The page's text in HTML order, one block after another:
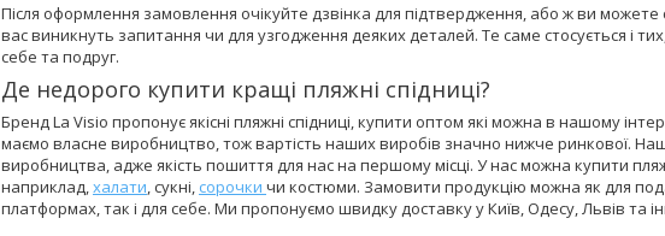
Після оформлення замовлення очікуйте дзвінка для підтвердження, або ж ви
вас виникнуть запитання чи для узгодження деяких деталей. Те саме стосується і
себе та подруг.
Де недорого купити кращі пляжні спідниці?
Бренд La Visio пропонує якісні пляжні спідниці, купити оптом які можна в нашому
маємо власне виробництво, тож вартість наших виробів значно нижче ринкової.
виробництва, адже якість пошиття для нас на першому місці. У нас можна купити
наприклад,халати, сукні, сорочки чи костюми. Замовити продукцію можна як для
платформах, так і для себе. Ми пропонуємо швидку доставку у Київ, Одесу, Львів та